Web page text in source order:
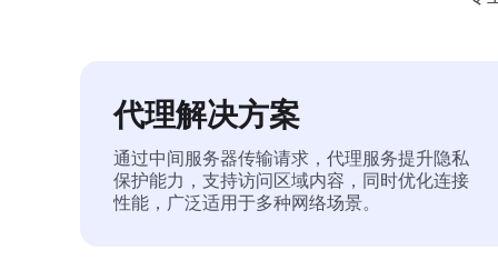
代理解决方案
通过中间服务器传输请求，代理服务提升隐私
保护能力，支持访问区域内容，同时优化连接
性能，广泛适用于多种网络场景。